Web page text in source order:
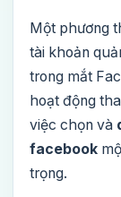
Một phương
tài khoản
trong mắt
hoạt động
việc chọn và
facebook
trọng.